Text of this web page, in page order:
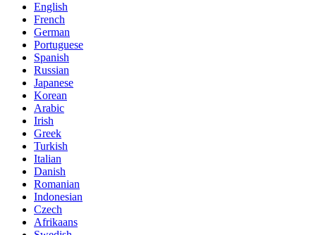
English
French
German
Portuguese
Spanish
Russian
Japanese
Korean
Arabic
Irish
Greek
Turkish
Italian
Danish
Romanian
Indonesian
Czech
Afrikaans